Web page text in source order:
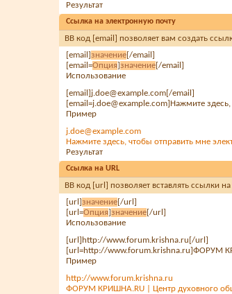
Результат
Ссылка на электронную почту
BB код [email] позволяет вам создать
[email]значение[/email]
[email=Опция]значение[/email]
Использование
[email]j.doe@example.com[/email]
[email=j.doe@example.com]Нажмите
Пример
j.doe@example.com
Нажмите здесь, чтобы отправить мне
Результат
Ссылка на URL
BB код [url] позволяет вставлять ссылки
[url]значение[/url]
[url=Опция]значение[/url]
Использование
[url]http://www.forum.krishna.ru[/url]
[url=http://www.forum.krishna.ru]ФОРУМ
Пример
http://www.forum.krishna.ru
ФОРУМ КРИШНА.RU | Центр духовного